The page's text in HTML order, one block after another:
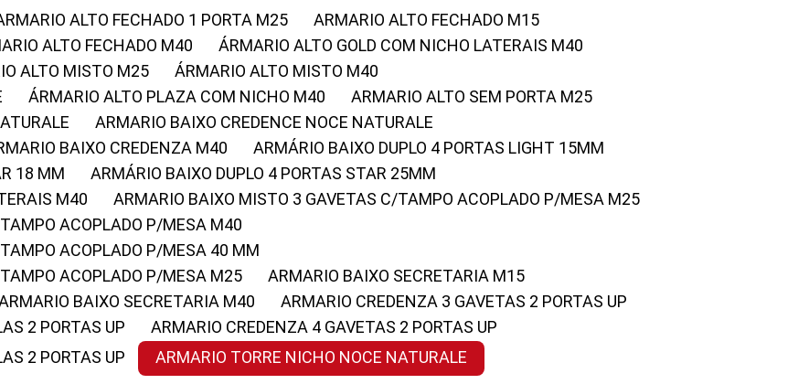
ARMARIO ALTO FECHADO 1 PORTA M25
ARMARIO ALTO FECHADO M15
ALTO FECHADO M40
ÁRMARIO ALTO GOLD COM NICHO LATERAIS M40
ALTO MISTO M25
ÁRMARIO ALTO MISTO M40
ÁRMARIO ALTO PLAZA COM NICHO M40
ARMARIO ALTO SEM PORTA M25
ARMARIO BAIXO CREDENCE NOCE NATURALE
BAIXO CREDENZA M40
ARMÁRIO BAIXO DUPLO 4 PORTAS LIGHT 15MM
18 MM
ARMÁRIO BAIXO DUPLO 4 PORTAS STAR 25MM
M40
ARMARIO BAIXO MISTO 3 GAVETAS C/TAMPO ACOPLADO P/MESA M25
ACOPLADO P/MESA M40
ACOPLADO P/MESA 40 MM
ACOPLADO P/MESA M25
ARMARIO BAIXO SECRETARIA M15
ARMARIO BAIXO SECRETARIA M40
ARMARIO CREDENZA 3 GAVETAS 2 PORTAS UP
2 PORTAS UP
ARMARIO CREDENZA 4 GAVETAS 2 PORTAS UP
2 PORTAS UP
ARMARIO TORRE NICHO NOCE NATURALE